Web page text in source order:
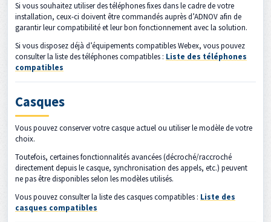
Si vous souhaitez utiliser des téléphones fixes dans le cadre de votre
installation, ceux-ci doivent être commandés auprès d’ADNOV afin de
garantir leur compatibilité et leur bon fonctionnement avec la solution.
Si vous disposez déjà d’équipements compatibles Webex, vous pouvez
consulter la liste des téléphones compatibles : Liste des téléphones
compatibles
Casques
Vous pouvez conserver votre casque actuel ou utiliser le modèle de votre
choix.
Toutefois, certaines fonctionnalités avancées (décroché/raccroché
directement depuis le casque, synchronisation des appels, etc.) peuvent
ne pas être disponibles selon les modèles utilisés.
Vous pouvez consulter la liste des casques compatibles : Liste des
casques compatibles